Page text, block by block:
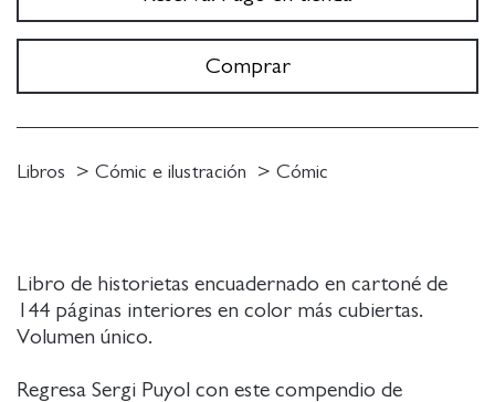
Libro de historietas encuadernado en cartoné de
144 páginas interiores en color más cubiertas.
Volumen único.
Regresa Sergi Puyol con este compendio de
Comprar
Libros Cómic e ilustración Cómic